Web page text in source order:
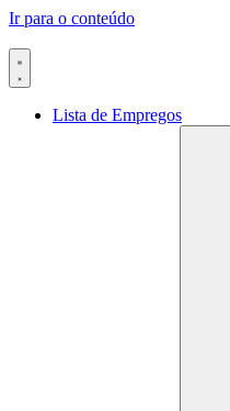
Ir para o conteúdo
Lista de Empregos